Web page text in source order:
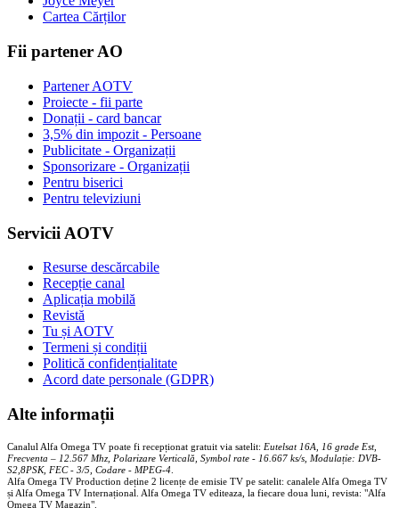
Cartea Cărților
Fii partener AO
Partener AOTV
Proiecte - fii parte
Donații - card bancar
3,5% din impozit - Persoane
Publicitate - Organizații
Sponsorizare - Organizații
Pentru biserici
Pentru televiziuni
Servicii AOTV
Resurse descărcabile
Recepție canal
Aplicația mobilă
Revistă
Tu și AOTV
Termeni și condiții
Politică confidențialitate
Acord date personale (GDPR)
Alte informații
Canalul Alfa Omega TV poate fi recepționat gratuit via satelit: Eutelsat 16A, 16 grade Est,
Frecventa – 12.567 Mhz, Polarizare Verticală, Symbol rate - 16.667 ks/s, Modulație: DVB-
S2,8PSK, FEC - 3/5, Codare - MPEG-4
Alfa Omega TV Production deține 2 licențe de emisie TV pe satelit: canalele Alfa Omega TV
și Alfa Omega TV Internațional. Alfa Omega TV editeaza, la fiecare doua luni, revista: "Alfa
Omega TV Magazin".